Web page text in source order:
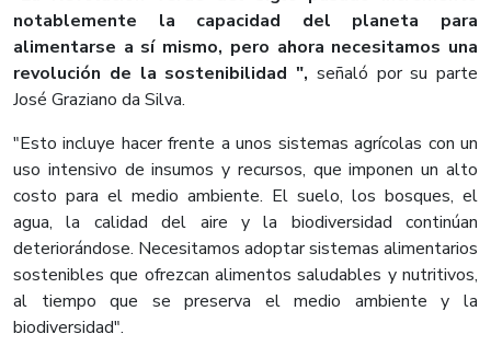
notablemente la capacidad del planeta para
alimentarse a sí mismo, pero ahora necesitamos una
revolución de la sostenibilidad ", señaló por su parte
José Graziano da Silva.
"Esto incluye hacer frente a unos sistemas agrícolas con un
uso intensivo de insumos y recursos, que imponen un alto
costo para el medio ambiente. El suelo, los bosques, el
agua, la calidad del aire y la biodiversidad continúan
deteriorándose. Necesitamos adoptar sistemas alimentarios
sostenibles que ofrezcan alimentos saludables y nutritivos,
al tiempo que se preserva el medio ambiente y la
biodiversidad".